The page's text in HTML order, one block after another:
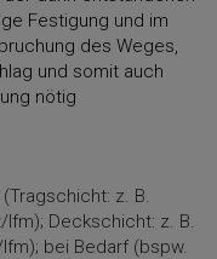
Festigung und im
des Weges,
und somit auch
nötig
z. B.
lfm); Deckschicht: z. B.
bei Bedarf (bspw.